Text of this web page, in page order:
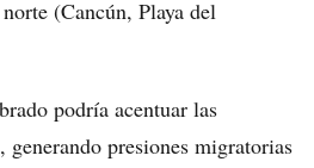
(Cancún, Playa del
podría acentuar las
generando presiones migratorias